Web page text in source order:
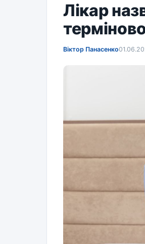
Лікар
Віктор Панасенко